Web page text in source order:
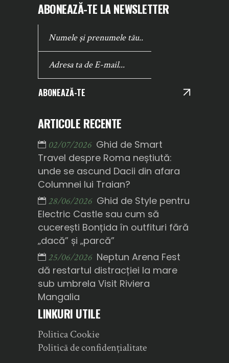
ABONEAZĂ-TE LA NEWSLETTER
ABONEAZĂ-TE
ARTICOLE RECENTE
02/07/2026 Ghid de Smart
Travel despre Roma neștiută:
unde se ascund Dacii din afara
Columnei lui Traian?
28/06/2026 Ghid de Style pentru
Electric Castle sau cum să
cucerești Bonțida în outfituri fără
„dacă” și „parcă”
25/06/2026 Neptun Arena Fest
dă restartul distracției la mare
sub umbrela Visit Riviera
Mangalia
LINKURI UTILE
Politica Cookie
Politică de confidențialitate